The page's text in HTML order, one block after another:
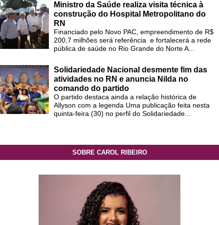
Ministro da Saúde realiza visita técnica à
construção do Hospital Metropolitano do
RN
Financiado pelo Novo PAC, empreendimento de R$
200,7 milhões será referência e fortalecerá a rede
pública de saúde no Rio Grande do Norte A...
Solidariedade Nacional desmente fim das
atividades no RN e anuncia Nilda no
comando do partido
O partido destaca ainda a relação histórica de
Allyson com a legenda Uma publicação feita nesta
quinta-feira (30) no perfil do Solidariedade...
SOBRE CAROL RIBEIRO